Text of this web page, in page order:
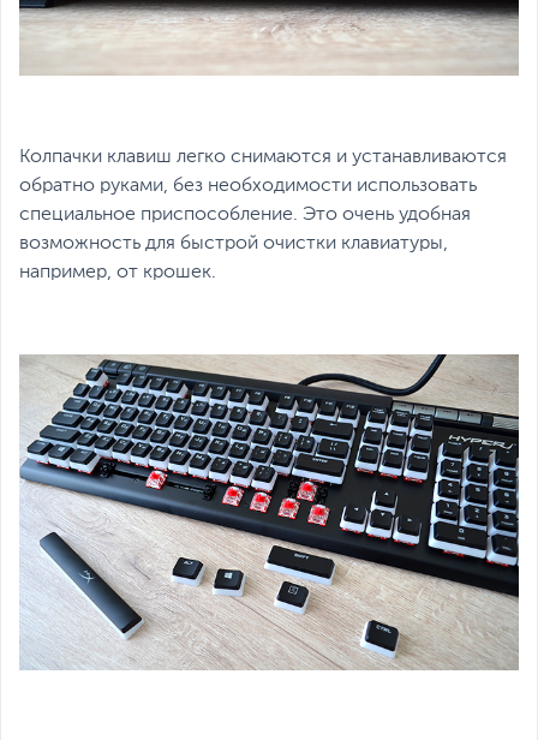
Колпачки клавиш легко снимаются и устанавливаются
обратно руками, без необходимости использовать
специальное приспособление. Это очень удобная
возможность для быстрой очистки клавиатуры,
например, от крошек.